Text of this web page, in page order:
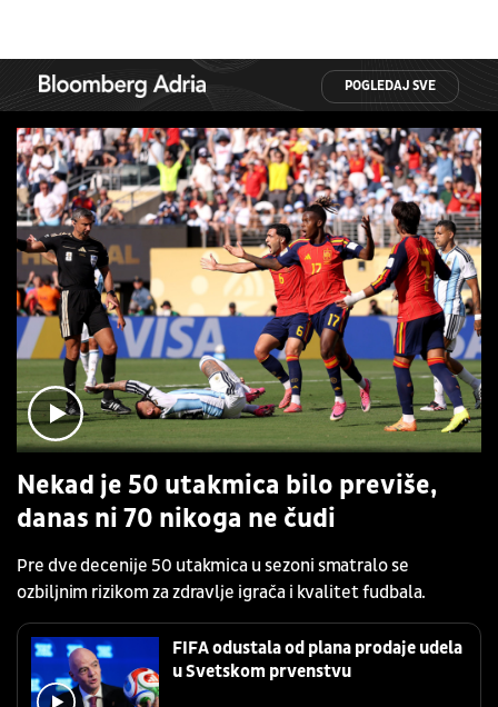
POGLEDAJ SVE
Nekad je 50 utakmica bilo previše,
danas ni 70 nikoga ne čudi
Pre dve decenije 50 utakmica u sezoni smatralo se
ozbiljnim rizikom za zdravlje igrača i kvalitet fudbala.
FIFA odustala od plana prodaje udela
u Svetskom prvenstvu